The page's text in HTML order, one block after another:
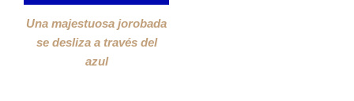
Una majestuosa jorobada
se desliza a través del
azul